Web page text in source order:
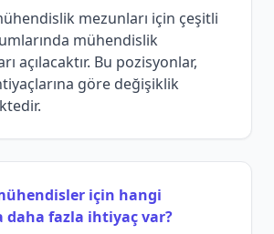
mezunları için çeşitli
mühendislik
açılacaktır. Bu pozisyonlar,
göre değişiklik
için hangi
daha fazla ihtiyaç var?